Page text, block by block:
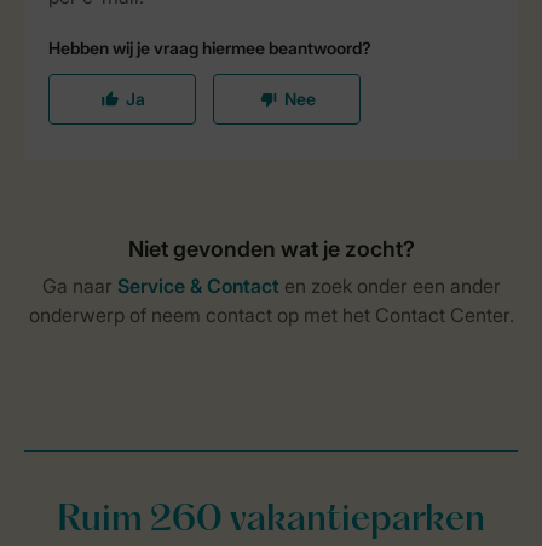
Ruim 260 vakantieparken